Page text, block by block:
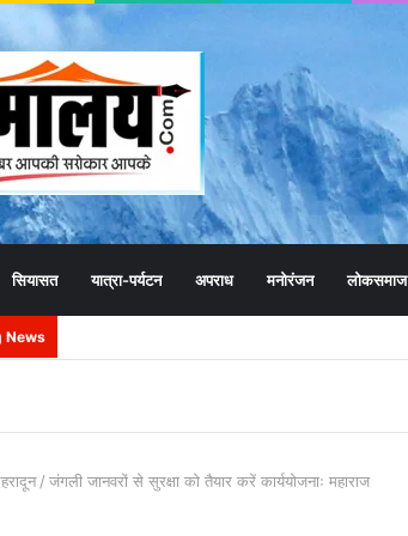
सियासत यात्रा-पर्यटन अपराध मनोरंजन लोकसमाज
News
/ जंगली जानवरों से सुरक्षा को तैयार करें कार्ययोजनाः महाराज